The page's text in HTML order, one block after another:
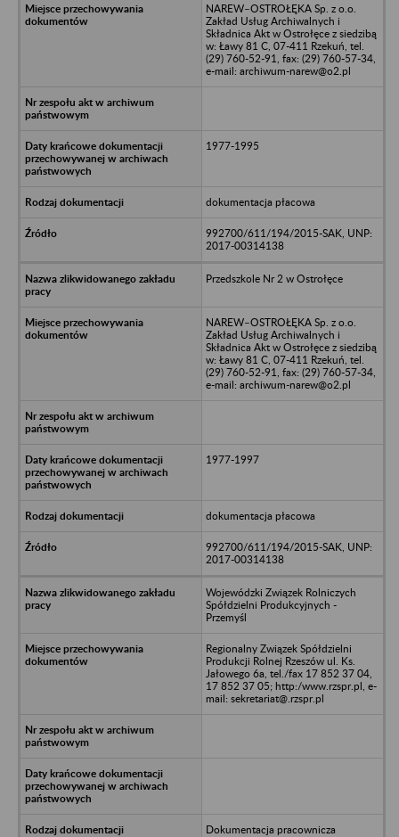
NAREW–OSTROŁĘKA Sp. z o.o.
Zakład Usług Archiwalnych i
Składnica Akt w Ostrołęce z siedzibą
w: Ławy 81 C, 07-411 Rzekuń, tel.
(29) 760-52-91, fax: (29) 760-57-34,
e-mail: archiwum-narew@o2.pl
1977-1995
dokumentacja płacowa
992700/611/194/2015-SAK, UNP:
2017-00314138
Przedszkole Nr 2 w Ostrołęce
NAREW–OSTROŁĘKA Sp. z o.o.
Zakład Usług Archiwalnych i
Składnica Akt w Ostrołęce z siedzibą
w: Ławy 81 C, 07-411 Rzekuń, tel.
(29) 760-52-91, fax: (29) 760-57-34,
e-mail: archiwum-narew@o2.pl
1977-1997
dokumentacja płacowa
992700/611/194/2015-SAK, UNP:
2017-00314138
Wojewódzki Związek Rolniczych
Spółdzielni Produkcyjnych -
Przemyśl
Regionalny Związek Spółdzielni
Produkcji Rolnej Rzeszów ul. Ks.
Jałowego 6a, tel./fax 17 852 37 04,
17 852 37 05; http:/www.rzspr.pl, e-
mail: sekretariat@.rzspr.pl
Dokumentacja pracownicza